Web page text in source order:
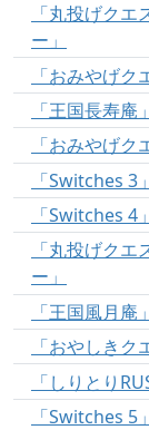
「丸投げク
ー」
「おみやげク
「王国長寿庵」
「おみやげク
「Switches 3」
「Switches 4」
「丸投げク
ー」
「王国風月庵」
「おやしきク
「しりとり
「Switches 5」